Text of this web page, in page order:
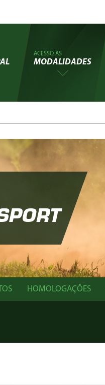
ACESSO ÀS
MODALIDADES
HOMOLOGAÇÕES